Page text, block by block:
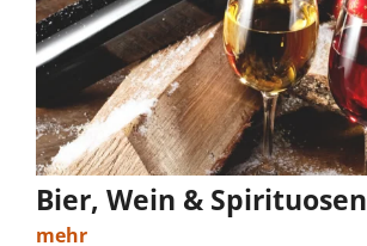
Bier, Wein & Spirituosen
mehr